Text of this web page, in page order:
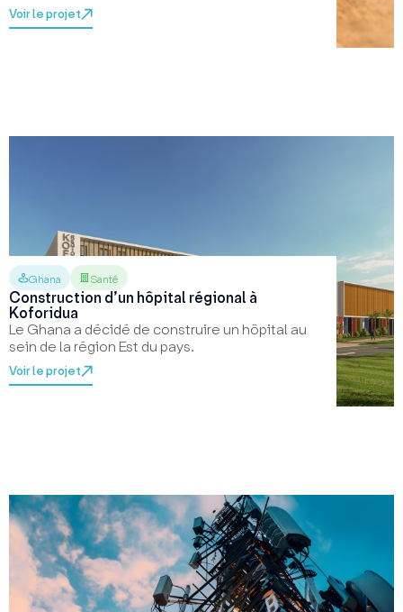
Voir le projet
Ghana Santé
Construction d’un hôpital régional à
Koforidua
Le Ghana a décidé de construire un hôpital au
sein de la région Est du pays.
Voir le projet